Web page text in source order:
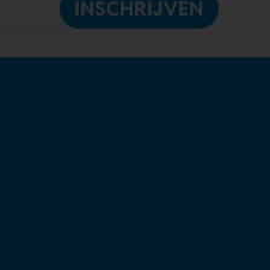
INSCHRIJVEN